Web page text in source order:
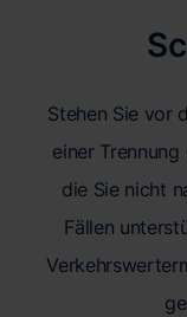
Stehen Sie vor
einer
die Sie nicht
Fällen